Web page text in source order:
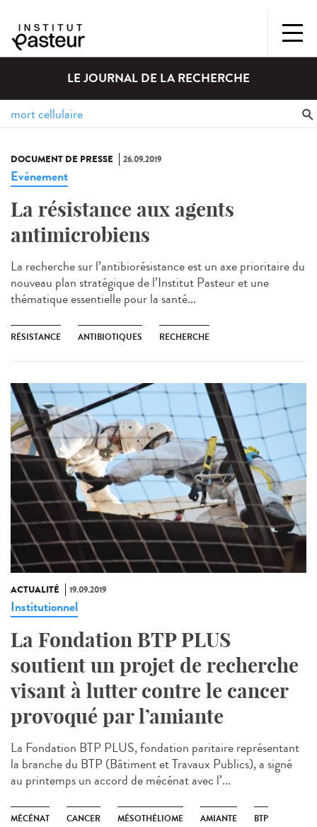
LE JOURNAL DE LA RECHERCHE
DOCUMENT DE PRESSE 26.09.2019
Evénement
La résistance aux agents
antimicrobiens
La recherche sur l’antibiorésistance est un axe prioritaire du
nouveau plan stratégique de l’Institut Pasteur et une
thématique essentielle pour la santé...
RÉSISTANCE ANTIBIOTIQUES RECHERCHE
ACTUALITÉ 19.09.2019
Institutionnel
La Fondation BTP PLUS
soutient un projet de recherche
visant à lutter contre le cancer
provoqué par l’amiante
La Fondation BTP PLUS, fondation paritaire représentant
la branche du BTP (Bâtiment et Travaux Publics), a signé
au printemps un accord de mécénat avec l’...
MÉCÉNAT CANCER MÉSOTHÉLIOME AMIANTE BTP